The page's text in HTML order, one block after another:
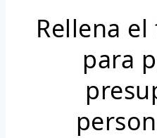
Rellena
para